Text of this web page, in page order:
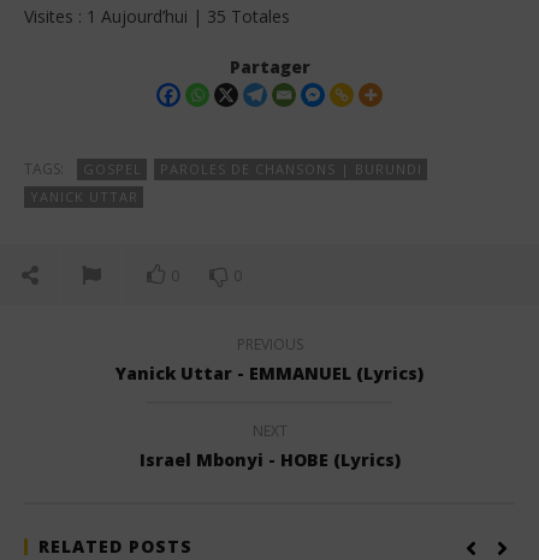
Visites : 1 Aujourd’hui | 35 Totales
Partager
TAGS: GOSPEL
PAROLES DE CHANSONS | BURUNDI
YANICK UTTAR
0 0
PREVIOUS
Yanick Uttar - EMMANUEL (Lyrics)
NEXT
Israel Mbonyi - HOBE (Lyrics)
RELATED POSTS